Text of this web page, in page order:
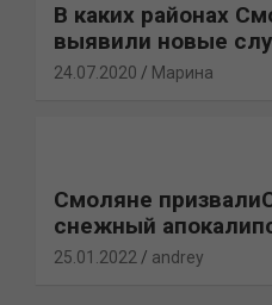
В каких районах
выявили новые
24.07.2020 Марина
Смоляне
снежный
25.01.2022 andrey